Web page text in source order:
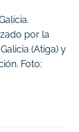
por la
(Atiga) y
Foto: